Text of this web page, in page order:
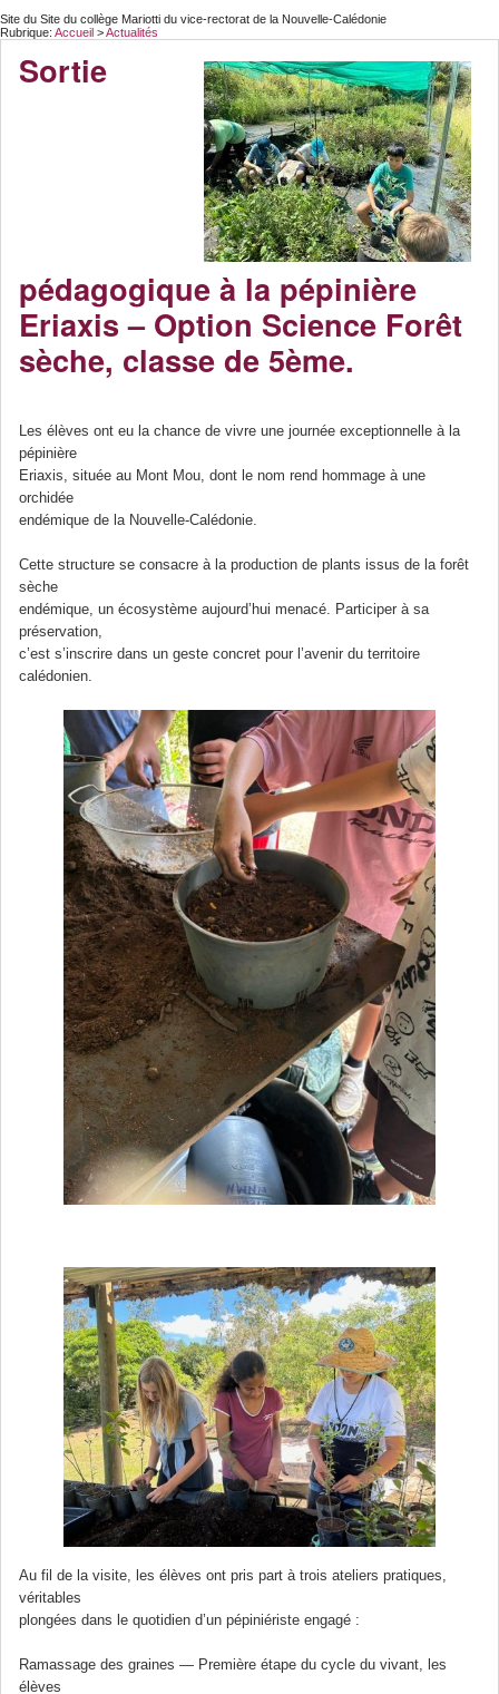
Site du Site du collège Mariotti du vice-rectorat de la Nouvelle-Calédonie
Rubrique: Accueil >Actualités
Sortie
pédagogique à la pépinière
Eriaxis – Option Science Forêt
sèche, classe de 5ème.
Les élèves ont eu la chance de vivre une journée exceptionnelle à la
pépinière
Eriaxis, située au Mont Mou, dont le nom rend hommage à une
orchidée
endémique de la Nouvelle-Calédonie.
Cette structure se consacre à la production de plants issus de la forêt
sèche
endémique, un écosystème aujourd’hui menacé. Participer à sa
préservation,
c’est s’inscrire dans un geste concret pour l’avenir du territoire
calédonien.
Au fil de la visite, les élèves ont pris part à trois ateliers pratiques,
véritables
plongées dans le quotidien d’un pépiniériste engagé :
Ramassage des graines — Première étape du cycle du vivant, les
élèves